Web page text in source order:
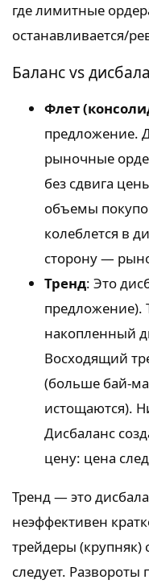
где лимитные
останавливается/
Баланс vs
Флет
предложение.
рыночные
без сдвига
объемы
колеблется в
сторону —
Тренд: Это
предложение).
накопленный
Восходящий
(больше бай-
истощаются).
Дисбаланс
цену: цена
Тренд — это
неэффективен
трейдеры (крупняк)
следует. Развороты